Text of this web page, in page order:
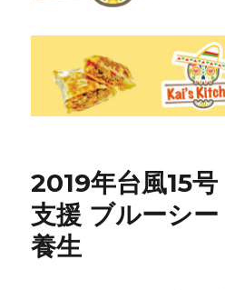
就労継続支援Ｂ型
2019年台風15号
支援 ブルーシ
養生